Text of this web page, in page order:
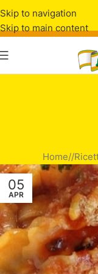
Skip to navigation
Skip to main content
Home/
05
APR